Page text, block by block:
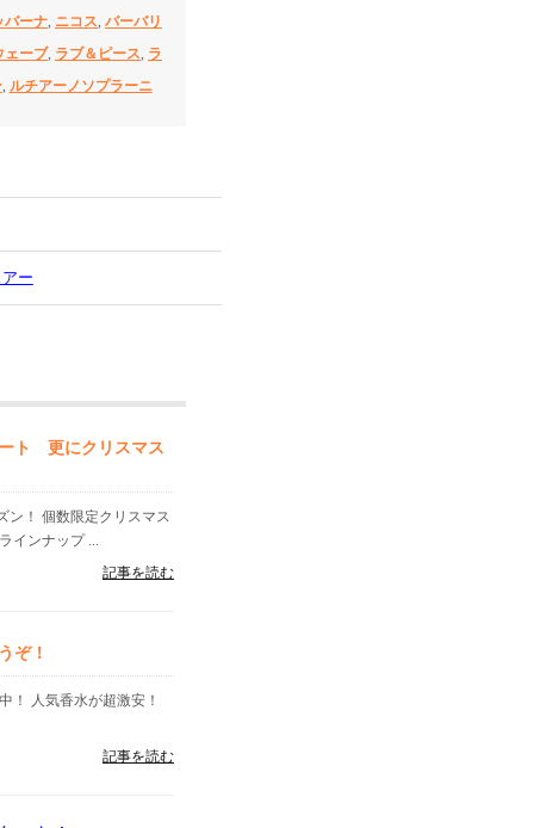
バーナ, ニコス, バーバリ
ェーブ, ラブ＆ピース, ラ
, ルチアーノソプラーニ
ー
ト 更にクリスマス
ン！ 個数限定クリスマス
インナップ ...
記事を読む
ぞ！
！ 人気香水が超激安！
記事を読む